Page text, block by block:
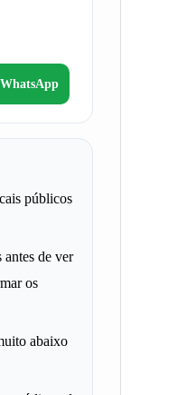
WhatsApp
públicos
de ver
os
abaixo